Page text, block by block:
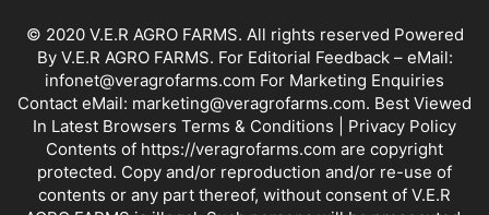
© 2020 V.E.R AGRO FARMS. All rights reserved Powered
By V.E.R AGRO FARMS. For Editorial Feedback – eMail:
infonet@veragrofarms.com For Marketing Enquiries
Contact eMail: marketing@veragrofarms.com. Best Viewed
In Latest Browsers Terms & Conditions | Privacy Policy
Contents of https://veragrofarms.com are copyright
protected. Copy and/or reproduction and/or re-use of
contents or any part thereof, without consent of V.E.R